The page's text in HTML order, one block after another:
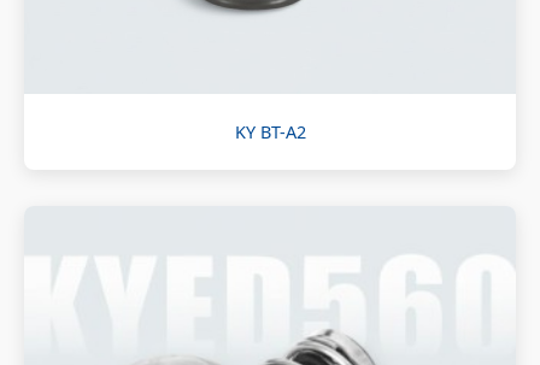
KY BT-A2